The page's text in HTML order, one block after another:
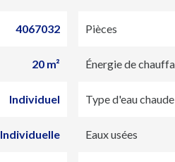
4067032 Pièces
20 m² Énergie de
Individuel Type d'eau chaude
Individuelle Eaux usées